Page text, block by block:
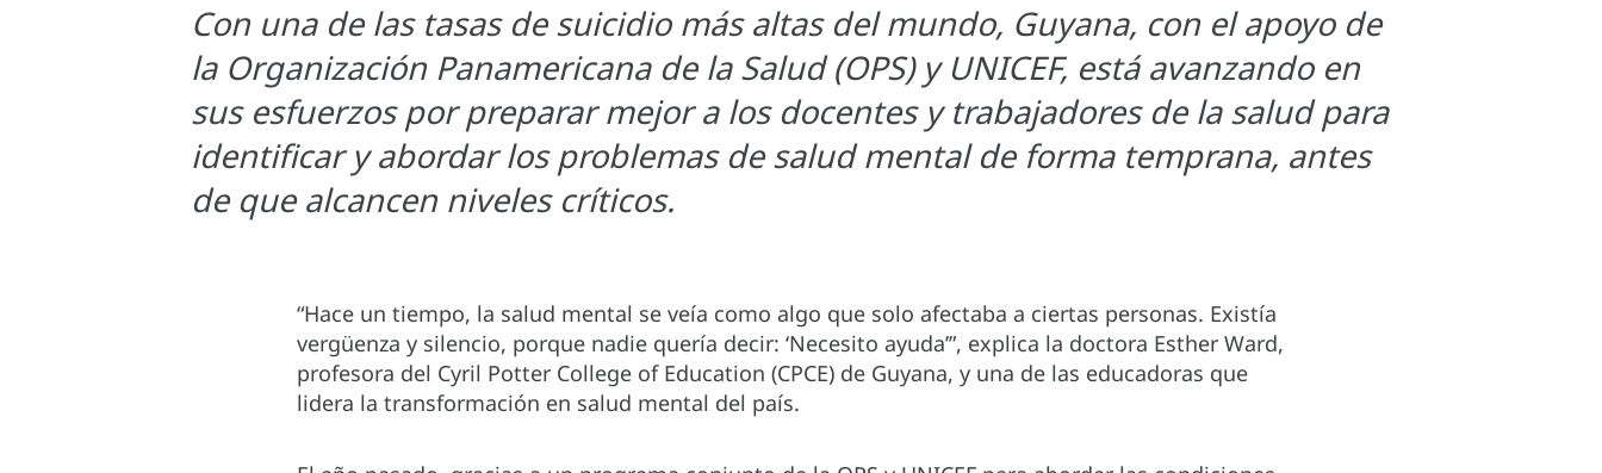
Con una de las tasas de suicidio más altas del mundo, Guyana, con el apoyo de
la Organización Panamericana de la Salud (OPS) y UNICEF, está avanzando en
sus esfuerzos por preparar mejor a los docentes y trabajadores de la salud para
identificar y abordar los problemas de salud mental de forma temprana, antes
de que alcancen niveles críticos.
“Hace un tiempo, la salud mental se veía como algo que solo afectaba a ciertas personas. Existía
vergüenza y silencio, porque nadie quería decir: ‘Necesito ayuda’”, explica la doctora Esther Ward,
profesora del Cyril Potter College of Education (CPCE) de Guyana, y una de las educadoras que
lidera la transformación en salud mental del país.